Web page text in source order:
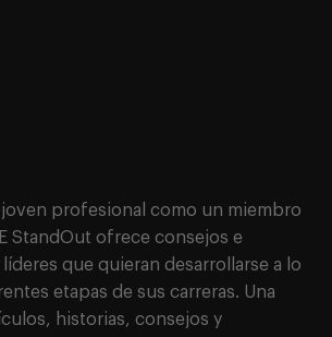
joven profesional como un miembro
StandOut ofrece consejos e
que quieran desarrollarse a lo
etapas de sus carreras. Una
historias, consejos y